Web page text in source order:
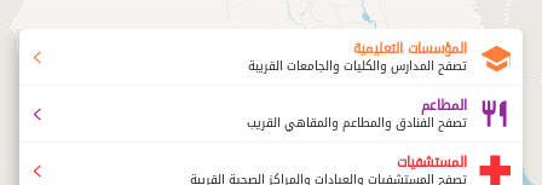
وبحيرات اصطناعية
نادي وملاعب رياضية
المؤسسات التعليمية
تصفح المدارس والكليات والجامعات القريبة
المطاعم
تصفح الفنادق والمطاعم والمقاهي القريب
المستشفيات
تصفح المستشفيات والعيادات والمراكز الصحية القريبة